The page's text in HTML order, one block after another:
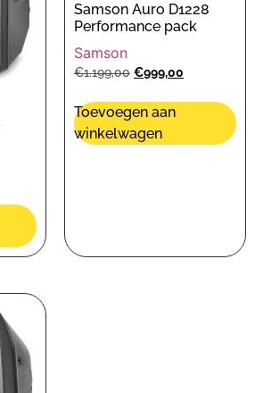
Samson Auro D1228
Performance pack
Samson
€1.199,00 €999,00
Toevoegen aan
winkelwagen